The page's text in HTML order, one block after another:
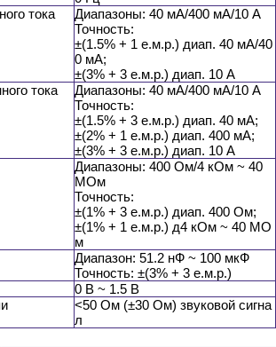
тока
Диапазоны: 40 мА/400 мА/10 А
Точность:
±(1.5% + 1 е.м.р.) диап. 40 мА/40
0 мА;
±(3% + 3 е.м.р.) диап. 10 А
тока
Диапазоны: 40 мА/400 мА/10 А
Точность:
±(1.5% + 3 е.м.р.) диап. 40 мА;
±(2% + 1 е.м.р.) диап. 400 мА;
±(3% + 3 е.м.р.) диап. 10 А
Диапазоны: 400 Ом/4 кОм ~ 40
МОм
Точность:
±(1% + 3 е.м.р.) диап. 400 Ом;
±(1% + 1 е.м.р.) д4 кОм ~ 40 МО
м
Диапазон: 51.2 нФ ~ 100 мкФ
Точность: ±(3% + 3 е.м.р.)
0 В ~ 1.5 В
<50 Ом (±30 Ом) звуковой сигна
л